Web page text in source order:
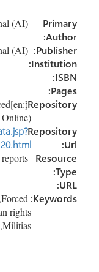
ok
er
dI Amnesty International (AI)
Amnesty International (AI)
(Forced
Online)[:]
Field reports
rights